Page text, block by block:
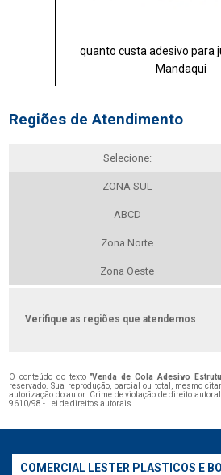
quanto custa adesivo para
Mandaqui
Regiões de Atendimento
Selecione:
ZONA SUL
ABCD
Zona Norte
Zona Oeste
Verifique as regiões que atendemos
O conteúdo do texto "Venda de Cola Adesivo
reservado. Sua reprodução, parcial ou total, mesmo
autorização do autor. Crime de violação de direito
9610/98 - Lei de direitos autorais
COMERCIAL LESTER PLASTICOS E